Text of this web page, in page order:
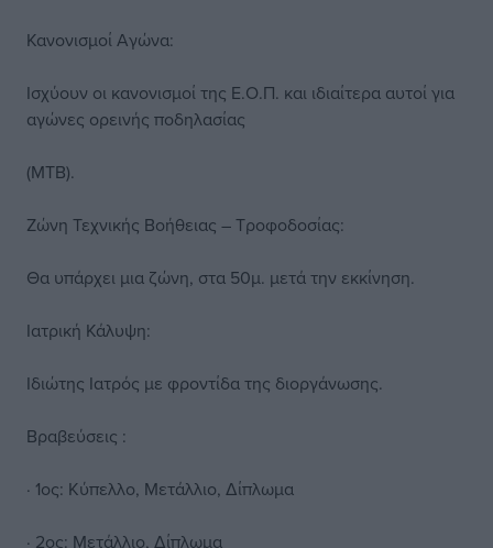
Κανονισμοί Αγώνα:
Ισχύουν οι κανονισμοί της Ε.Ο.Π. και ιδιαίτερα αυτοί για
αγώνες ορεινής ποδηλασίας
(ΜΤΒ).
Ζώνη Τεχνικής Βοήθειας – Τροφοδοσίας:
Θα υπάρχει μια ζώνη, στα 50μ. μετά την εκκίνηση.
Ιατρική Κάλυψη:
Ιδιώτης Ιατρός με φροντίδα της διοργάνωσης.
Βραβεύσεις :
· 1ος: Κύπελλο, Μετάλλιο, Δίπλωμα
· 2ος: Μετάλλιο, Δίπλωμα